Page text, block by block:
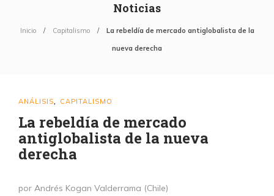
Noticias
Inicio Capitalismo La rebeldía de mercado antiglobalista de la
nueva derecha
ANÁLISIS CAPITALISMO
La rebeldía de mercado
antiglobalista de la nueva
derecha
por Andrés Kogan Valderrama (Chile)